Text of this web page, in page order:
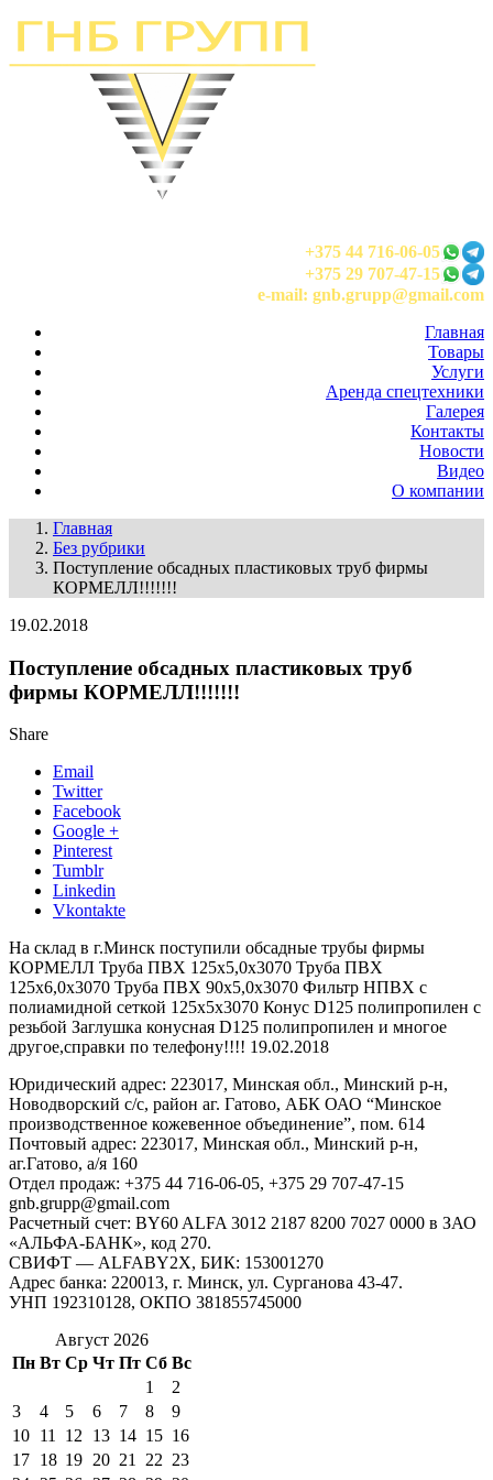
+375 44 716-06-05
+375 29 707-47-15
e-mail: gnb.grupp@gmail.com
Главная
Товары
Услуги
Аренда спецтехники
Галерея
Контакты
Новости
Видео
О компании
Главная
Без рубрики
Поступление обсадных пластиковых труб фирмы
КОРМЕЛЛ!!!!!!!
19.02.2018
Поступление обсадных пластиковых труб
фирмы КОРМЕЛЛ!!!!!!!
Share
Email
Twitter
Facebook
Google +
Pinterest
Tumblr
Linkedin
Vkontakte
На склад в г.Минск поступили обсадные трубы фирмы
КОРМЕЛЛ Труба ПВХ 125х5,0х3070 Труба ПВХ
125х6,0х3070 Труба ПВХ 90х5,0х3070 Фильтр НПВХ с
полиамидной сеткой 125х5х3070 Конус D125 полипропилен с
резьбой Заглушка конусная D125 полипропилен и многое
другое,справки по телефону!!!! 19.02.2018
Юридический адрес: 223017, Минская обл., Минский р-н,
Новодворский с/с, район аг. Гатово, АБК ОАО “Минское
производственное кожевенное объединение”, пом. 614
Почтовый адрес: 223017, Минская обл., Минский р-н,
аг.Гатово, а/я 160
Отдел продаж: +375 44 716-06-05, +375 29 707-47-15
gnb.grupp@gmail.com
Расчетный счет: BY60 ALFA 3012 2187 8200 7027 0000 в ЗАО
«АЛЬФА-БАНК», код 270.
СВИФТ — ALFABY2X, БИК: 153001270
Адрес банка: 220013, г. Минск, ул. Сурганова 43-47.
УНП 192310128, ОКПО 381855745000
Август 2026
Пн Вт Ср Чт Пт Сб Вс
1
2
3
4 5 6 7 8
9
10 11 12 13 14 15 16
17 18 19 20 21 22 23